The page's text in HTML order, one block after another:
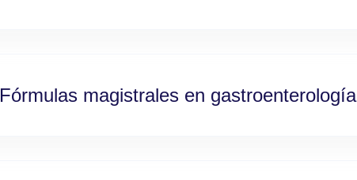
Fórmulas magistrales en gastroenterología